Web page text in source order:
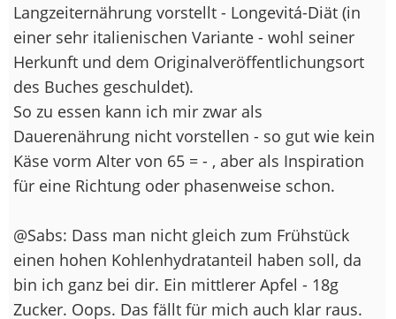
Langzeiternährung vorstellt - Longevitá-Diät (in
einer sehr italienischen Variante - wohl seiner
Herkunft und dem Originalveröffentlichungsort
des Buches geschuldet).
So zu essen kann ich mir zwar als
Dauerenährung nicht vorstellen - so gut wie kein
Käse vorm Alter von 65 = - , aber als Inspiration
für eine Richtung oder phasenweise schon.
@Sabs: Dass man nicht gleich zum Frühstück
einen hohen Kohlenhydratanteil haben soll, da
bin ich ganz bei dir. Ein mittlerer Apfel - 18g
Zucker. Oops. Das fällt für mich auch klar raus.